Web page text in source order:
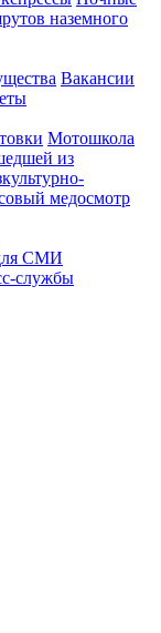
наземного
Вакансии
Мотошкола
из
медосмотр
СМИ
службы